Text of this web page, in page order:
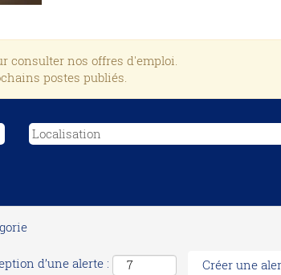
consulter nos offres d'emploi.
postes publiés.
d’une alerte :